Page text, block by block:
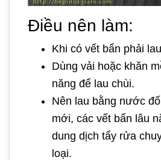
Điều nên làm:
Khi có vết bẩn phải
Dùng vải hoặc khăn
năng để lau chùi.
Nên lau bằng nước
mới, các vết bẩn lâu
dung dịch tẩy rửa
loại.